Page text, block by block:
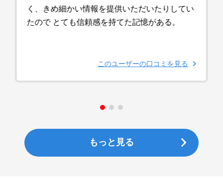
く、きめ細かい情報を提供いただいたりしてい
たので とても信頼感を持てた記憶がある。
このユーザーの口コミを見る
もっと見る